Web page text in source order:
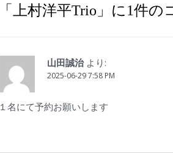
「 上村洋平Trio 」に1件の
山田誠治 より:
2025-06-29 7:58 PM
１名にて予約お願いします